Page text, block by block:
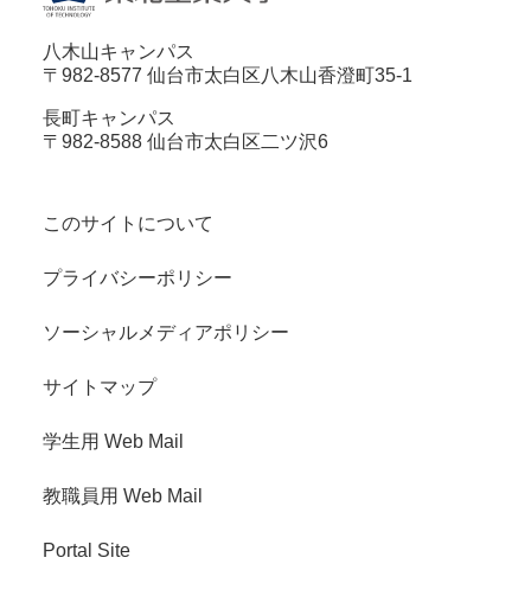
八木山キャンパス
〒982-8577 仙台市太白区八木山香澄町35-1
長町キャンパス
〒982-8588 仙台市太白区二ツ沢6
このサイトについて
プライバシーポリシー
ソーシャルメディアポリシー
サイトマップ
学生用 Web Mail
教職員用 Web Mail
Portal Site